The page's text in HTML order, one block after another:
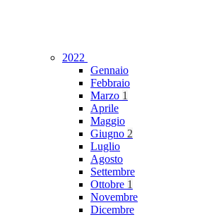
2022
Gennaio
Febbraio
Marzo 1
Aprile
Maggio
Giugno 2
Luglio
Agosto
Settembre
Ottobre 1
Novembre
Dicembre